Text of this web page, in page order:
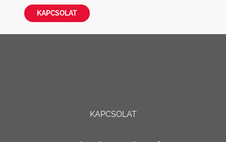
KAPCSOLAT
KAPCSOLAT